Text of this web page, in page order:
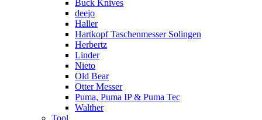
Buck Knives
deejo
Haller
Hartkopf Taschenmesser Solingen
Herbertz
Linder
Nieto
Old Bear
Otter Messer
Puma, Puma IP & Puma Tec
Walther
Tool